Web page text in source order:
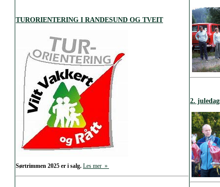
TURORIENTERING I RANDESUND OG TVEIT
Sørtrimmen 2025 er i salg. Les mer »
2.